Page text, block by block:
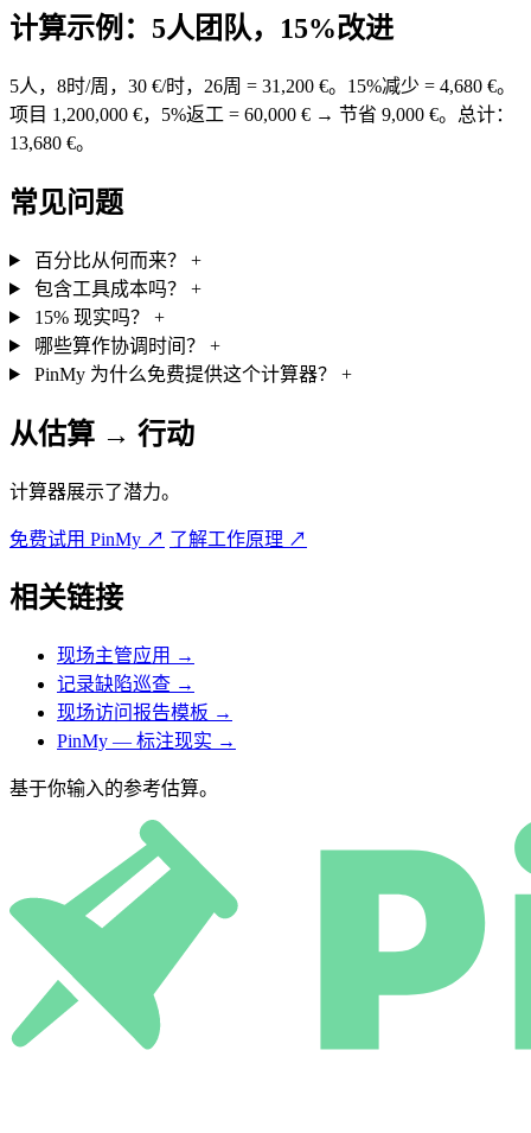
计算示例：5人团队，15%改进
5人，8时/周，30 €/时，26周 = 31,200 €。15%减少 = 4,680 €。
项目 1,200,000 €，5%返工 = 60,000 € → 节省 9,000 €。总计：
13,680 €。
常见问题
百分比从何而来？
+
包含工具成本吗？
+
15% 现实吗？
+
哪些算作协调时间？
+
PinMy 为什么免费提供这个计算器？
+
从估算 → 行动
计算器展示了潜力。
免费试用 PinMy ↗ 了解工作原理 ↗
相关链接
现场主管应用 →
记录缺陷巡查 →
现场访问报告模板 →
PinMy — 标注现实 →
基于你输入的参考估算。